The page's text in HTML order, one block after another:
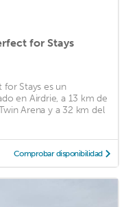
for Stays
for Stays es un
en Airdrie, a 13 km de
Arena y a 32 km del
Comprobar disponibilidad